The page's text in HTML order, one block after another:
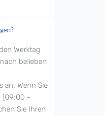
Werktag
belieben
an. Wenn Sie
(09:00 -
Sie Ihren